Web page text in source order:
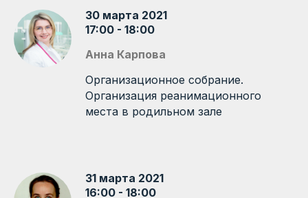
30 марта 2021
17:00 - 18:00
Анна Карпова
Организационное собрание.
Организация реанимационного
места в родильном зале
31 марта 2021
16:00 - 18:00